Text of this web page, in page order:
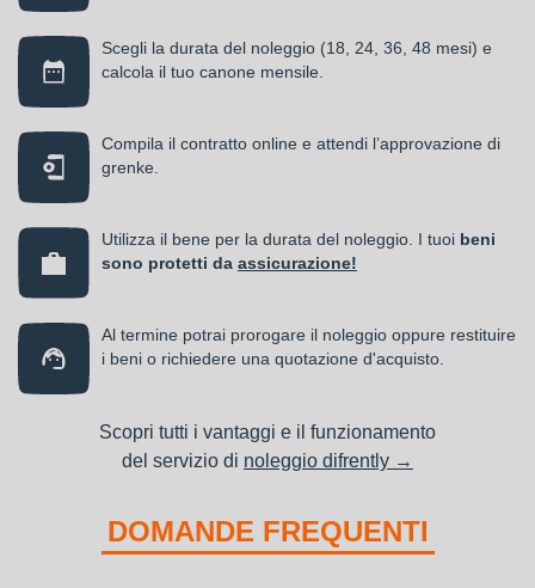
Scegli la durata del noleggio (18, 24, 36, 48 mesi) e
calcola il tuo canone mensile.
Compila il contratto online e attendi l’approvazione di
grenke.
Utilizza il bene per la durata del noleggio. I tuoi beni
sono protetti da assicurazione!
Al termine potrai prorogare il noleggio oppure restituire
i beni o richiedere una quotazione d'acquisto.
Scopri tutti i vantaggi e il funzionamento
del servizio di noleggio difrently →
DOMANDE FREQUENTI